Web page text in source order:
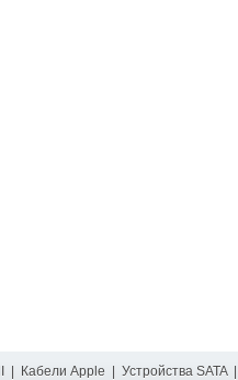
Кабели Apple Устройства SATA